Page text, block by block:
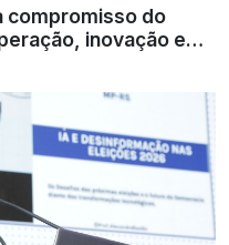
compromisso do
inovação e